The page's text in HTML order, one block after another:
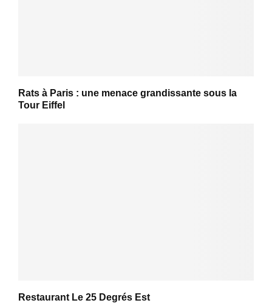
Rats à Paris : une menace grandissante sous la
Tour Eiffel
Restaurant Le 25 Degrés Est